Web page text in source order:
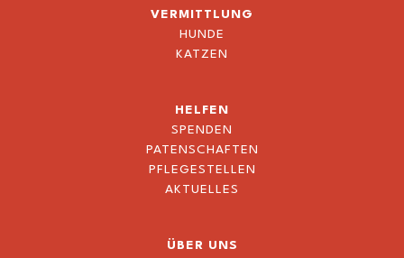
VERMITTLUNG
HUNDE
KATZEN
HELFEN
SPENDEN
PATENSCHAFTEN
PFLEGESTELLEN
AKTUELLES
ÜBER UNS